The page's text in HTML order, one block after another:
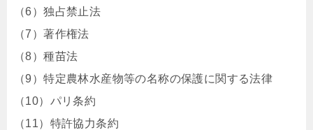
（6）独占禁止法
（7）著作権法
（8）種苗法
（9）特定農林水産物等の名称の保護に関する法律
（10）パリ条約
（11）特許協力条約